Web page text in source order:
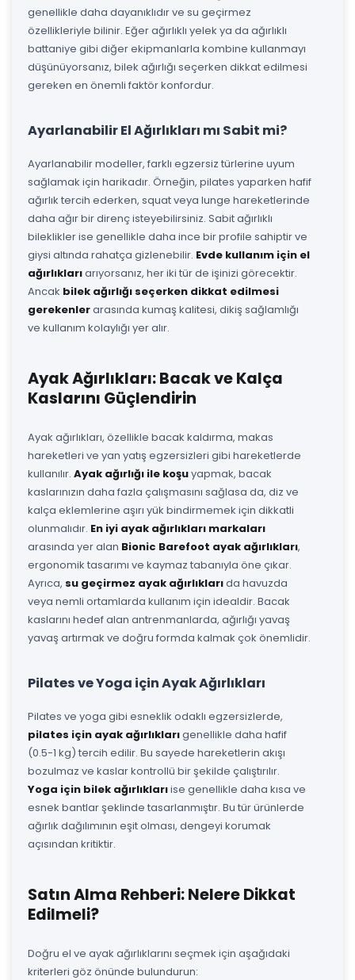
genellikle daha dayanıklıdır ve su geçirmez
özellikleriyle bilinir. Eğer ağırlıklı yelek ya da ağırlıklı
battaniye gibi diğer ekipmanlarla kombine kullanmayı
düşünüyorsanız, bilek ağırlığı seçerken dikkat edilmesi
gereken en önemli faktör konfordur.
Ayarlanabilir El Ağırlıkları mı Sabit mi?
Ayarlanabilir modeller, farklı egzersiz türlerine uyum
sağlamak için harikadır. Örneğin, pilates yaparken hafif
ağırlık tercih ederken, squat veya lunge hareketlerinde
daha ağır bir direnç isteyebilirsiniz. Sabit ağırlıklı
bileklikler ise genellikle daha ince bir profile sahiptir ve
giysi altında rahatça gizlenebilir. Evde kullanım için el
ağırlıklarıarıyorsanız, her iki tür de işinizi görecektir.
Ancak bilek ağırlığı seçerken dikkat edilmesi
gerekenlerarasında kumaş kalitesi, dikiş sağlamlığı
ve kullanım kolaylığı yer alır.
Ayak Ağırlıkları: Bacak ve Kalça
Kaslarını Güçlendirin
Ayak ağırlıkları, özellikle bacak kaldırma, makas
hareketleri ve yan yatış egzersizleri gibi hareketlerde
kullanılır. Ayak ağırlığı ile koşuyapmak, bacak
kaslarınızın daha fazla çalışmasını sağlasa da, diz ve
kalça eklemlerine aşırı yük bindirmemek için dikkatli
olunmalıdır. En iyi ayak ağırlıkları markaları
arasında yer alan Bionic Barefoot ayak ağırlıkları,
ergonomik tasarımı ve kaymaz tabanıyla öne çıkar.
Ayrıca, su geçirmez ayak ağırlıklarıda havuzda
veya nemli ortamlarda kullanım için idealdir. Bacak
kaslarını hedef alan antrenmanlarda, ağırlığı yavaş
yavaş artırmak ve doğru formda kalmak çok önemlidir.
Pilates ve Yoga için Ayak Ağırlıkları
Pilates ve yoga gibi esneklik odaklı egzersizlerde,
pilates için ayak ağırlıklarıgenellikle daha hafif
(0.5-1 kg) tercih edilir. Bu sayede hareketlerin akışı
bozulmaz ve kaslar kontrollü bir şekilde çalıştırılır.
Yoga için bilek ağırlıklarıise genellikle daha kısa ve
esnek bantlar şeklinde tasarlanmıştır. Bu tür ürünlerde
ağırlık dağılımının eşit olması, dengeyi korumak
açısından kritiktir.
Satın Alma Rehberi: Nelere Dikkat
Edilmeli?
Doğru el ve ayak ağırlıklarını seçmek için aşağıdaki
kriterleri göz önünde bulundurun: